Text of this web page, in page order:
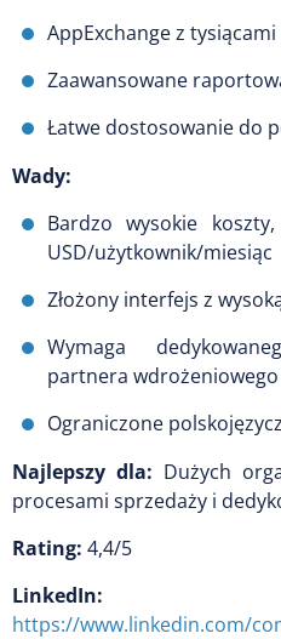
AppExchange z
Zaawansowane
Łatwe dostosowanie do
Wady:
Bardzo wysokie
USD/użytkownik/miesiąc
Złożony interfejs z
Wymaga
partnera wdrożeniowego
Ograniczone
Najlepszy dla: Dużych
procesami sprzedaży i
Rating: 4,4/5
LinkedIn:
https://www.linkedin.com/